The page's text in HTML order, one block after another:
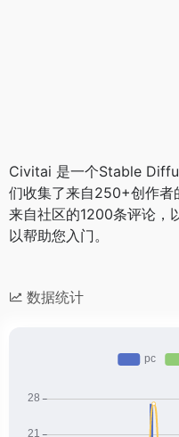
Civitai 是一个Stable
们收集了来自250+创作者
来自社区的1200条评论，
以帮助您入门。
数据统计